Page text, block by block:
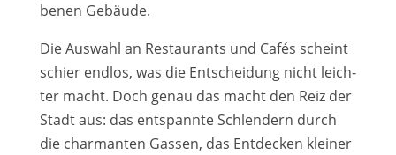
be­nen Gebäude.
Die Auswahl an Restaurants und Cafés scheint
schier end­los, was die Entscheidung nicht leich­
ter macht. Doch genau das macht den Reiz der
Stadt aus: das ent­spann­te Schlendern durch
die char­man­ten Gassen, das Entdecken klei­ner